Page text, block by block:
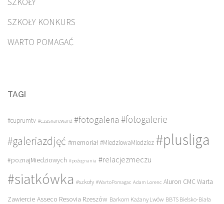
SZKOŁY KONKURS
WARTO POMAGAĆ
TAGI
#cuprumtv #czasnarewanż #fotogaleria #fotogalerie
#galeriazdjęć #memoriał #MiedziowaMlodziez #plusliga
#poznajMiedziowych #pożegnania #relacjezmeczu
#siatkówka #szkoły #WartoPomagac Adam Lorenc Aluron CMC Warta
Zawiercie Asseco Resovia Rzeszów Barkom Każany Lwów BBTS Bielsko-Biała